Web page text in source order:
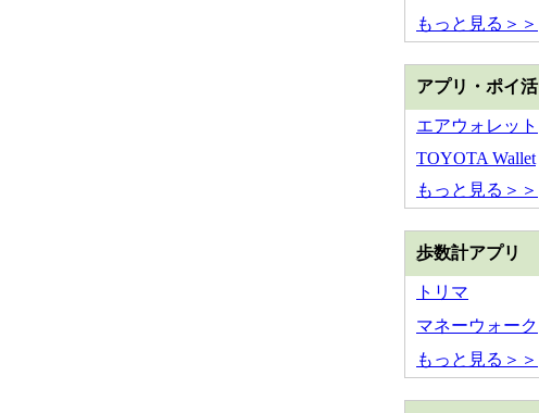
もっと見る＞＞
アプリ・ポイ活
エアウォレット
TOYOTA Wallet
もっと見る＞＞
歩数計アプリ
トリマ
マネーウォーク
もっと見る＞＞